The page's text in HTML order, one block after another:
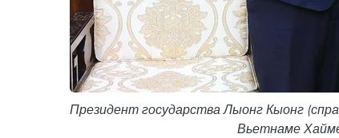
Президент государства Лыонг Кыонг
Вьетнаме